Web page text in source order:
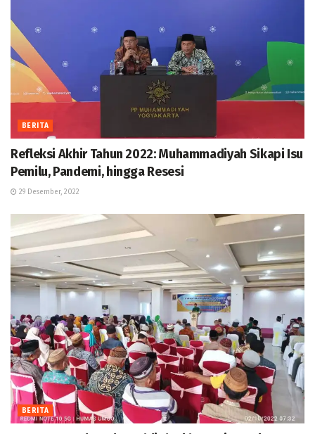
BERITA
Refleksi Akhir Tahun 2022: Muhammadiyah Sikapi Isu
Pemilu, Pandemi, hingga Resesi
29 Desember, 2022
BERITA